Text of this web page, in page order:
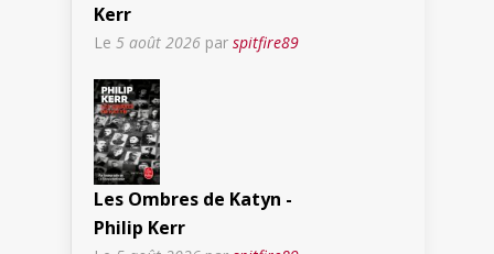
Kerr
Le 5 août 2026 par spitfire89
Les Ombres de Katyn -
Philip Kerr